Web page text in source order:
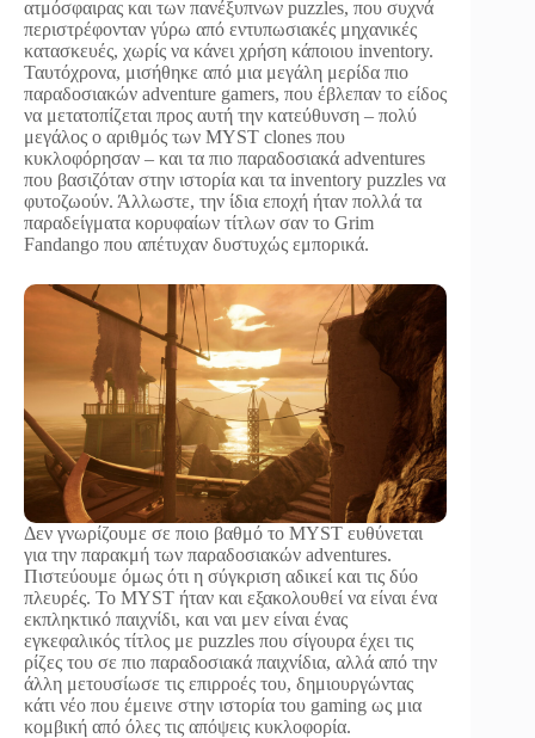
ατμόσφαιρας και των πανέξυπνων puzzles, που συχνά
περιστρέφονταν γύρω από εντυπωσιακές μηχανικές
κατασκευές, χωρίς να κάνει χρήση κάποιου inventory.
Ταυτόχρονα, μισήθηκε από μια μεγάλη μερίδα πιο
παραδοσιακών adventure gamers, που έβλεπαν το είδος
να μετατοπίζεται προς αυτή την κατεύθυνση – πολύ
μεγάλος ο αριθμός των MYST clones που
κυκλοφόρησαν – και τα πιο παραδοσιακά adventures
που βασιζόταν στην ιστορία και τα inventory puzzles να
φυτοζωούν. Άλλωστε, την ίδια εποχή ήταν πολλά τα
παραδείγματα κορυφαίων τίτλων σαν το Grim
Fandango που απέτυχαν δυστυχώς εμπορικά.
Δεν γνωρίζουμε σε ποιο βαθμό το MYST ευθύνεται
για την παρακμή των παραδοσιακών adventures.
Πιστεύουμε όμως ότι η σύγκριση αδικεί και τις δύο
πλευρές. Το MYST ήταν και εξακολουθεί να είναι ένα
εκπληκτικό παιχνίδι, και ναι μεν είναι ένας
εγκεφαλικός τίτλος με puzzles που σίγουρα έχει τις
ρίζες του σε πιο παραδοσιακά παιχνίδια, αλλά από την
άλλη μετουσίωσε τις επιρροές του, δημιουργώντας
κάτι νέο που έμεινε στην ιστορία του gaming ως μια
κομβική από όλες τις απόψεις κυκλοφορία.